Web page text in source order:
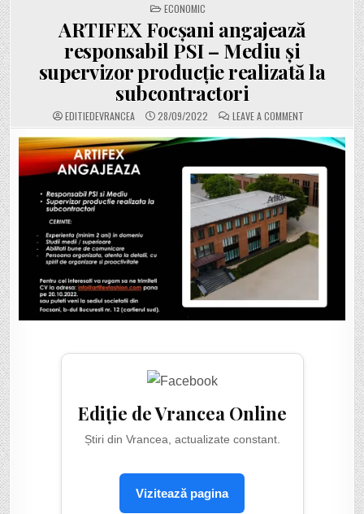
POSTED
IN
ECONOMIC
ARTIFEX Focșani angajează
responsabil PSI – Mediu și
supervizor producție realizată la
subcontractori
EDITIEDEVRANCEA 28/09/2022 LEAVE A COMMENTON
ARTIFEX
FOCȘANI
ANGAJEAZĂ
RESPONSABIL
PSI
–
MEDIU
ȘI
SUPERVIZOR
PRODUCȚIE
LA
Ediție de Vrancea Online
Știri din Vrancea, actualizate constant.
Vizitează pagina